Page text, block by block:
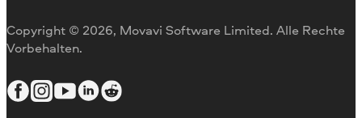
Text zum Video hinzufügen
Video erstellen
Copyright © 2026, Movavi Software Limited. Alle Rechte
Vorbehalten.